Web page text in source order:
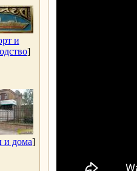
и
]
и дома]